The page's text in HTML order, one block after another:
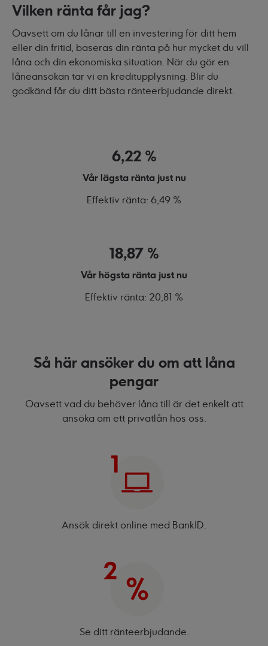
Vilken ränta får jag?
Oavsett om du lånar till en investering för ditt hem
eller din fritid, baseras din ränta på hur mycket du vill
låna och din ekonomiska situation. När du gör en
låneansökan tar vi en kreditupplysning. Blir du
godkänd får du ditt bästa ränteerbjudande direkt.
6,22 %
Vår lägsta ränta just nu
Effektiv ränta: 6,49 %
18,87 %
Vår högsta ränta just nu
Effektiv ränta: 20,81 %
Så här ansöker du om att låna
pengar
Oavsett vad du behöver låna till är det enkelt att
ansöka om ett privatlån hos oss.
Ansök direkt online med BankID.
Se ditt ränte­erbjudande.